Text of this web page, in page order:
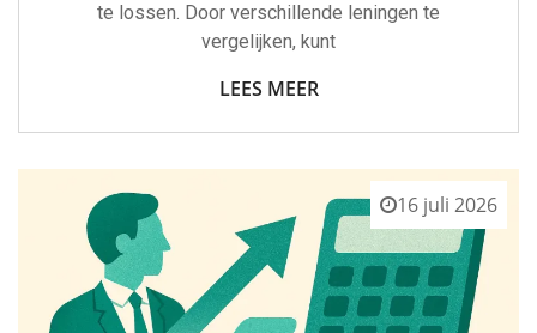
te lossen. Door verschillende leningen te
vergelijken, kunt
LEES MEER
16 juli 2026